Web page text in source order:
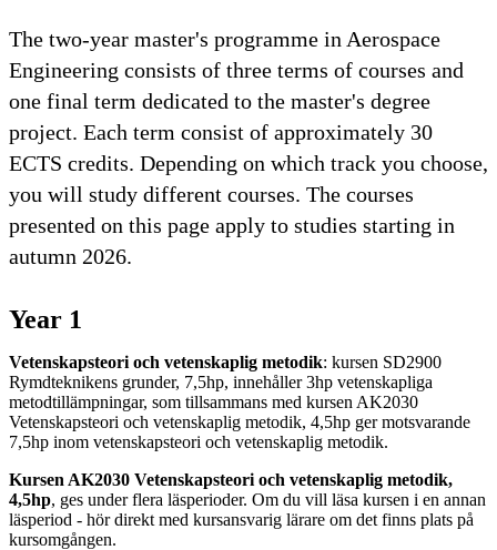
The two-year master's programme in Aerospace
Engineering consists of three terms of courses and
one final term dedicated to the master's degree
project. Each term consist of approximately 30
ECTS credits. Depending on which track you choose,
you will study different courses. The courses
presented on this page apply to studies starting in
autumn 2026.
Year 1
Vetenskapsteori och vetenskaplig metodik: kursen SD2900
Rymdteknikens grunder, 7,5hp, innehåller 3hp vetenskapliga
metodtillämpningar, som tillsammans med kursen AK2030
Vetenskapsteori och vetenskaplig metodik, 4,5hp ger motsvarande
7,5hp inom vetenskapsteori och vetenskaplig metodik.
Kursen AK2030 Vetenskapsteori och vetenskaplig metodik,
4,5hp, ges under flera läsperioder. Om du vill läsa kursen i en annan
läsperiod - hör direkt med kursansvarig lärare om det finns plats på
kursomgången.